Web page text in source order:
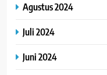
Agustus 2024
Juli 2024
Juni 2024